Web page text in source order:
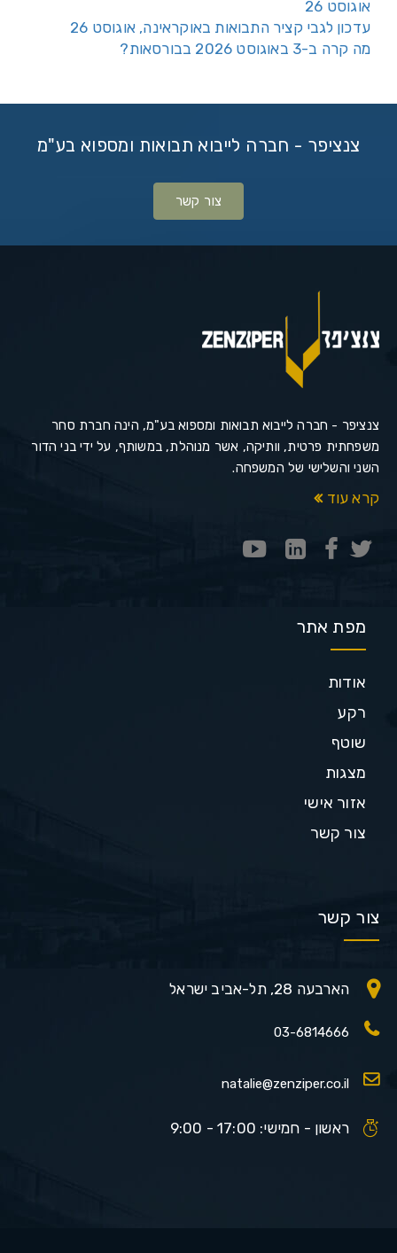
אוגוסט 26
עדכון לגבי קציר התבואות באוקראינה, אוגוסט 26
מה קרה ב-3 באוגוסט 2026 בבורסאות?
צנציפר - חברה לייבוא תבואות ומספוא בע"מ
צור קשר
צנציפר - חברה לייבוא תבואות ומספוא בע"מ, הינה חברת סחר
משפחתית פרטית, וותיקה, אשר מנוהלת, במשותף, על ידי בני הדור
השני והשלישי של המשפחה.
קרא עוד
מפת אתר
אודות
רקע
שוטף
מצגות
אזור אישי
צור קשר
צור קשר
הארבעה 28, תל-אביב ישראל
03-6814666
natalie@zenziper.co.il
ראשון - חמישי: 17:00 - 9:00